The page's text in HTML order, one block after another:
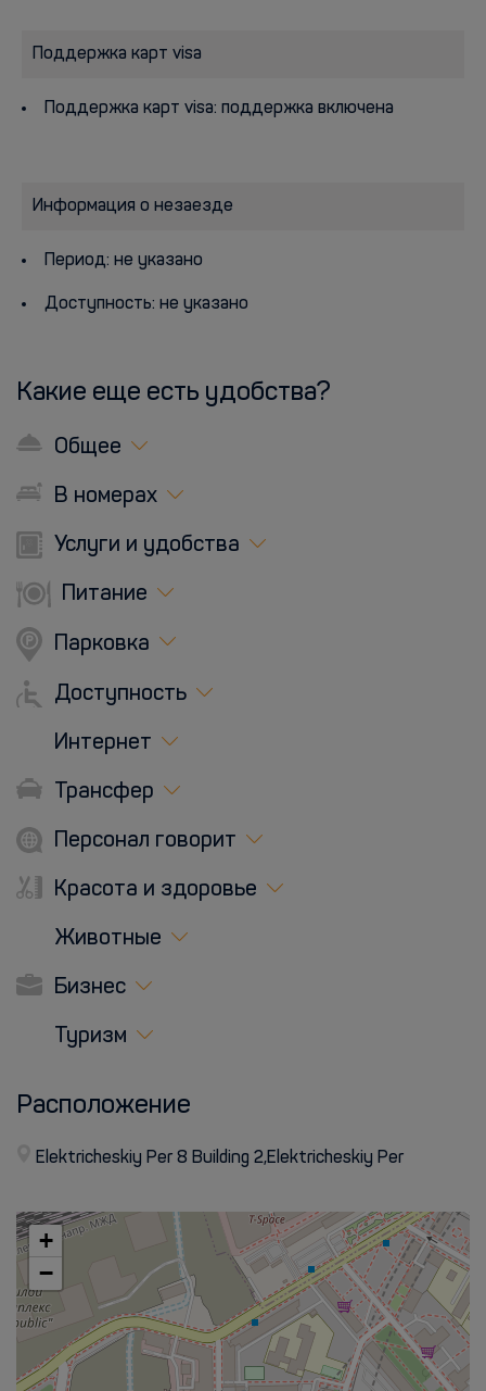
Поддержка карт visa
Поддержка карт visa: поддержка включена
Информация о незаезде
Период: не указано
Доступность: не указано
Какие еще есть удобства?
Общее
В номерах
Услуги и удобства
Питание
Парковка
Доступность
Интернет
Трансфер
Персонал говорит
Красота и здоровье
Животные
Бизнес
Туризм
Расположение
Elektricheskiy Per 8 Building 2,Elektricheskiy Per
+
−